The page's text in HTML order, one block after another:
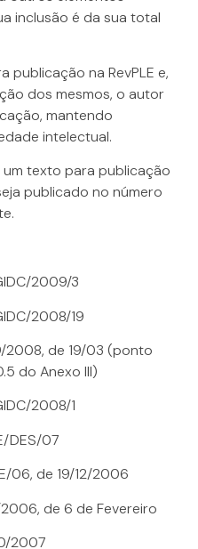
inclusão é da sua total
publicação na RevPLE e,
dos mesmos, o autor
mantendo
intelectual.
texto para publicação
publicado no número
2009/3
2008/19
2008, de 19/03 (ponto
do Anexo III)
2008/1
DES/07
06, de 19/12/2006
de 6 de Fevereiro
2007